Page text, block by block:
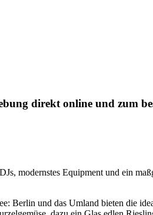
direkt online und zum
modernstes Equipment und ein
Berlin und das Umland bieten die